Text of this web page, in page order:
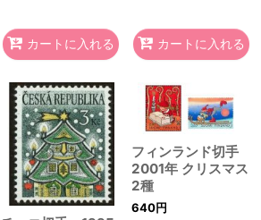
カートに入れる カートに入れる
フィンランド切手
2001年 クリスマス
2種
640円